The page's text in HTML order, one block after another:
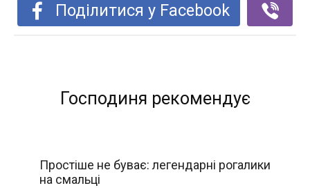
Поділитися у Facebook
Господиня рекомендує
Простіше не буває: легендарні рогалики
на смальці